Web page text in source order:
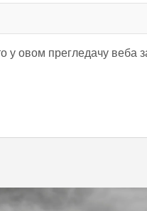
у овом прегледачу веба